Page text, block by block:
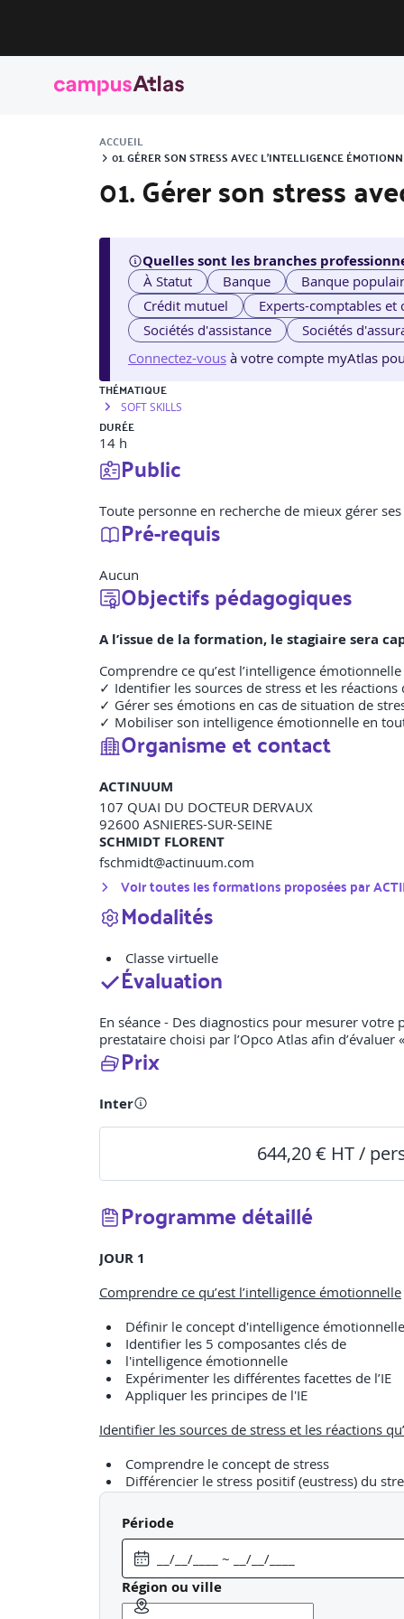
ACCUEIL
01. GÉRER SON STRESS AVEC L’INTELLIGENCE
01. Gérer son stress
Quelles sont les branches
À Statut Banque Banque
Crédit mutuel
Experts-comptables et
Sociétés d'assistance
Sociétés
Connectez-vous à votre compte myAtlas
THÉMATIQUE
SOFT SKILLS
DURÉE
14 h
Public
Toute personne en recherche de mieux gérer
Pré-requis
Aucun
Objectifs pédagogiques
A l’issue de la formation, le stagiaire sera
Comprendre ce qu’est l’intelligence émotionnelle
✓ Identifier les sources de stress et les réactions
✓ Gérer ses émotions en cas de situation de
✓ Mobiliser son intelligence émotionnelle en
Organisme et contact
ACTINUUM
107 QUAI DU DOCTEUR DERVAUX
92600 ASNIERES-SUR-SEINE
SCHMIDT FLORENT
fschmidt@actinuum.com
Voir toutes les formations proposées par
Modalités
Classe virtuelle
Évaluation
En séance - Des diagnostics pour mesurer
prestataire choisi par l’Opco Atlas afin
Prix
Inter
644,20 € HT /
Programme détaillé
JOUR 1
Comprendre ce qu’est l’intelligence émotionnelle
Définir le concept d'intelligence émotionnelle
Identifier les 5 composantes clés de
l'intelligence émotionnelle
Expérimenter les différentes facettes de l’IE
Appliquer les principes de l'IE
Identifier les sources de stress et les réactions
Comprendre le concept de stress
Différencier le stress positif (eustress) du
Identifier les sources de stress
psychologiques du stress
JOUR 2
Gérer ses émotions en cas de situation de stress
Période
Région ou ville